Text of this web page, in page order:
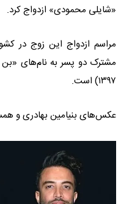
«شایلی محمودی» ازدواج کرد.
مراسم ازدواج این زوج در
۱۳۹۷) است.
عکس‌های بنیامین بهادری و